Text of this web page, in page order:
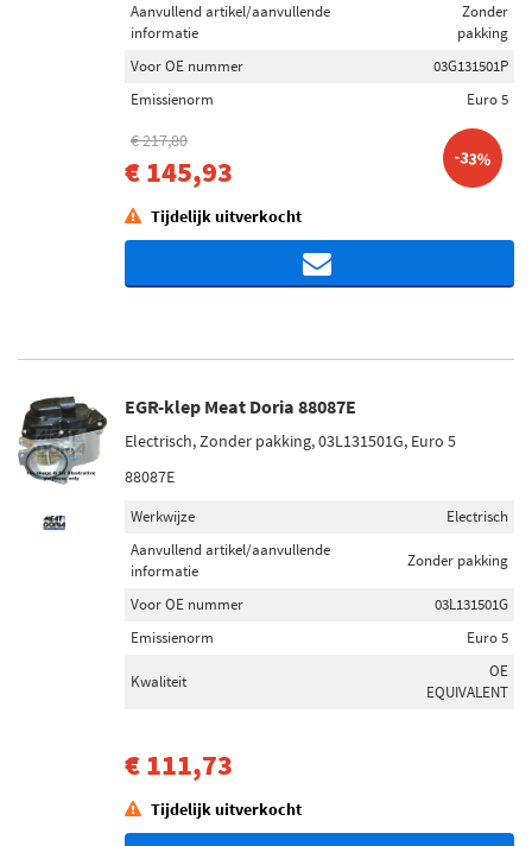
Aanvullend artikel/aanvullende
informatie
Zonder
pakking
Voor OE nummer
03G131501P
Emissienorm
Euro 5
€ 217,80
€ 145,93 -33%
Tijdelijk uitverkocht
EGR-klep Meat Doria 88087E
Electrisch, Zonder pakking, 03L131501G, Euro 5
88087E
Werkwijze
Electrisch
Aanvullend artikel/aanvullende
informatie
Zonder pakking
Voor OE nummer
03L131501G
Emissienorm
Euro 5
Kwaliteit
OE
EQUIVALENT
€ 111,73
Tijdelijk uitverkocht